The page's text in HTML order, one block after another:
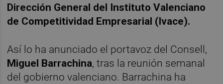
Dirección General del Instituto Valenciano
de Competitividad Empresarial (Ivace).
Así lo ha anunciado el portavoz del Consell,
Miguel Barrachina, tras la reunión semanal
del gobierno valenciano. Barrachina ha